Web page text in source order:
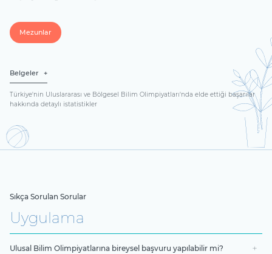
Mezunlar
Belgeler
Türkiye'nin Uluslararası ve Bölgesel Bilim Olimpiyatları'nda elde ettiği başarılar
hakkında detaylı istatistikler
Sıkça Sorulan Sorular
Uygulama
Ulusal Bilim Olimpiyatlarına bireysel başvuru yapılabilir mi?